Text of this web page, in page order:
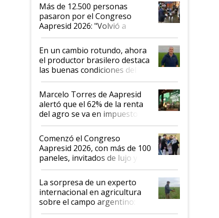
Más de 12.500 personas
pasaron por el Congreso
Aapresid 2026: "Volvió a
demostrar que hablar del
suelo es hablar de todo el
sistema productivo"
En un cambio rotundo, ahora
el productor brasilero destaca
las buenas condiciones del
agro argentino para invertir:
"Los veo más motivados"
Marcelo Torres de Aapresid
alertó que el 62% de la renta
del agro se va en impuestos:
"No es bueno que en
Argentina se sigan discutiendo
las mismas cosas de hace 50
años"
Comenzó el Congreso
Aapresid 2026, con más de 100
paneles, invitados de lujo y
todas las tendencias
La sorpresa de un experto
internacional en agricultura
sobre el campo argentino:
"Estoy muy impresionado"